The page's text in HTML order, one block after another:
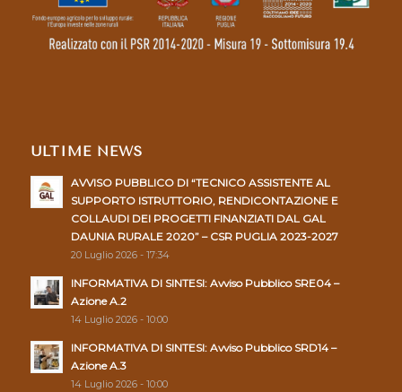
ULTIME NEWS
AVVISO PUBBLICO DI “TECNICO ASSISTENTE AL
SUPPORTO ISTRUTTORIO, RENDICONTAZIONE E
COLLAUDI DEI PROGETTI FINANZIATI DAL GAL
DAUNIA RURALE 2020” – CSR PUGLIA 2023-2027
20 Luglio 2026 - 17:34
INFORMATIVA DI SINTESI: Avviso Pubblico SRE04 –
Azione A.2
14 Luglio 2026 - 10:00
INFORMATIVA DI SINTESI: Avviso Pubblico SRD14 –
Azione A.3
14 Luglio 2026 - 10:00